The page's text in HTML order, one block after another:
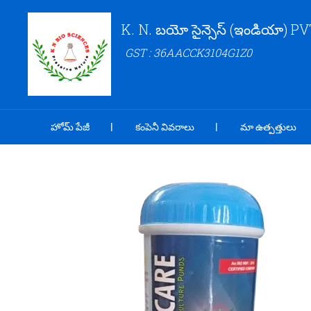
K. N. బయో సైన్సెస్ (ఇండియా)
GST : 36AACCK3104G1Z0
హోమ్ పేజీ కంపెనీ వివరాలు మా ఉత్పత్తులు